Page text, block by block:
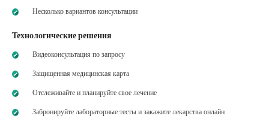
Несколько вариантов консультации
Технологические решения
Видеоконсультация по запросу
Защищенная медицинская карта
Отслеживайте и планируйте свое лечение
Забронируйте лабораторные тесты и закажите лекарства онлайн